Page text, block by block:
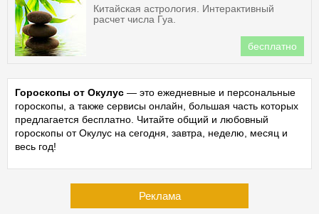
Китайская астрология. Интерактивный
расчет числа Гуа.
бесплатно
Гороскопы от Окулус — это ежедневные и персональные
гороскопы, а также сервисы онлайн, большая часть которых
предлагается бесплатно. Читайте общий и любовный
гороскопы от Окулус на сегодня, завтра, неделю, месяц и
весь год!
Реклама